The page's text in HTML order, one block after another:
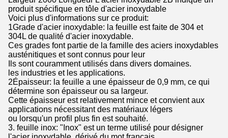
produit spécifique en tôle d'acier inoxydable
Voici plus d'informations sur ce produit:
1Grade d'acier inoxydable: la feuille est faite de 304 et
304L de qualité d'acier inoxydable.
Ces grades font partie de la famille des aciers inoxydables
austénitiques et sont connus pour leur
Ils sont couramment utilisés dans divers domaines.
les industries et les applications.
2Épaisseur: la feuille a une épaisseur de 0,9 mm, ce qui
détermine son épaisseur ou sa largeur.
Cette épaisseur est relativement mince et convient aux
applications nécessitant des matériaux légers
ou lorsqu'un profil plus fin est souhaité.
3. feuille inox: "Inox" est un terme utilisé pour désigner